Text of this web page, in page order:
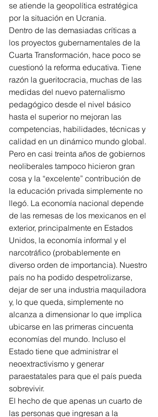
se atiende la geopolítica estratégica
por la situación en Ucrania.
Dentro de las demasiadas críticas a
los proyectos gubernamentales de la
Cuarta Transformación, hace poco se
cuestionó la reforma educativa. Tiene
razón la gueritocracia, muchas de las
medidas del nuevo paternalismo
pedagógico desde el nivel básico
hasta el superior no mejoran las
competencias, habilidades, técnicas y
calidad en un dinámico mundo global.
Pero en casi treinta años de gobiernos
neoliberales tampoco hicieron gran
cosa y la “excelente” contribución de
la educación privada simplemente no
llegó. La economía nacional depende
de las remesas de los mexicanos en el
exterior, principalmente en Estados
Unidos, la economía informal y el
narcotráfico (probablemente en
diverso orden de importancia). Nuestro
país no ha podido despetrolizarse,
dejar de ser una industria maquiladora
y, lo que queda, simplemente no
alcanza a dimensionar lo que implica
ubicarse en las primeras cincuenta
economías del mundo. Incluso el
Estado tiene que administrar el
neoextractivismo y generar
paraestatales para que el país pueda
sobrevivir.
El hecho de que apenas un cuarto de
las personas que ingresan a la